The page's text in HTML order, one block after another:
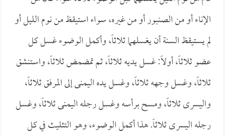
الإناء أو من الصنبور أو من غيره، سواء استيقظ من نوم الليل أو
لم يستيقظ السنة أن يغسلهما ثلاثاً، وأكمل الوضوء غسل كل
عضو ثلاثاً، أولاً: غسل يديه ثلاثاً، ثم تمضمض ثلاثاً، واستنشق
ثلاثاً، وغسل وجهه ثلاثاً، وغسل يده اليمنى إلى المرفق ثلاثاً،
واليسرى ثلاثاً، ومسح برأسه وغسل رجله اليمنى ثلاثاً، وغسل
رجله اليسرى ثلاثاً. هذا أكمل الوضوء، وهو التثليث في كل